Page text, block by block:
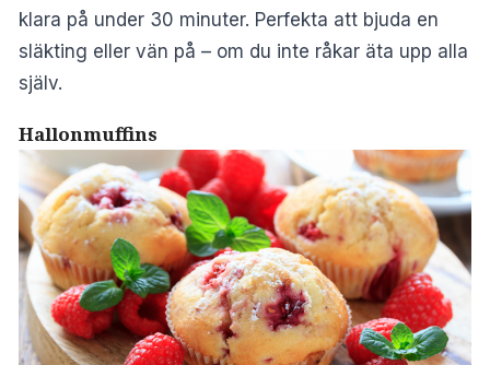
klara på under 30 minuter. Perfekta att bjuda en
släkting eller vän på – om du inte råkar äta upp alla
själv.
Hallonmuffins